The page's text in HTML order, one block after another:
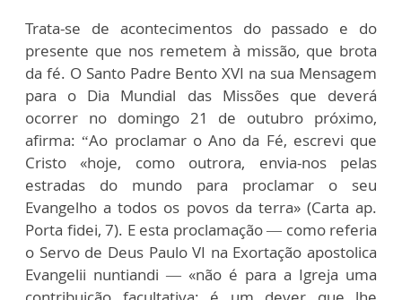
Trata-se de acontecimentos do passado e do
presente que nos remetem à missão, que brota
da fé. O Santo Padre Bento XVI na sua Mensagem
para o Dia Mundial das Missões que deverá
ocorrer no domingo 21 de outubro próximo,
afirma: “Ao proclamar o Ano da Fé, escrevi que
Cristo «hoje, como outrora, envia-nos pelas
estradas do mundo para proclamar o seu
Evangelho a todos os povos da terra» (Carta ap.
Porta fidei, 7). E esta proclamação — como referia
o Servo de Deus Paulo VI na Exortação apostolica
Evangelii nuntiandi — «não é para a Igreja uma